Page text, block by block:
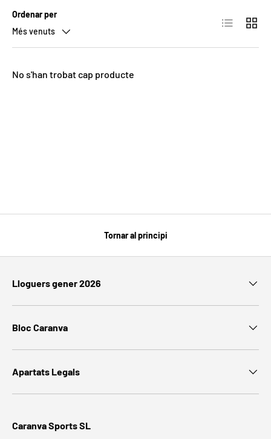
Ordenar per
Més venuts
Llista
No s'han trobat cap producte
Tornar al principi
Lloguers gener 2026
Bloc Caranva
Apartats Legals
Caranva Sports SL